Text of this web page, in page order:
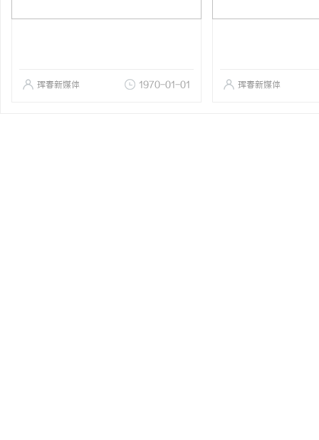
珲春新媒体 1970-01-01 珲春新媒体